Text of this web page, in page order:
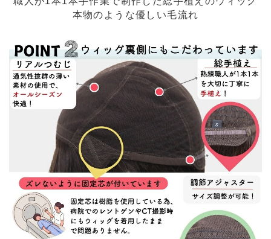
本物のような優しい毛流れ